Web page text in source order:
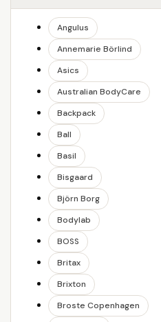
Angulus
Annemarie Börlind
Asics
Australian BodyCare
Backpack
Ball
Basil
Bisgaard
Björn Borg
Bodylab
BOSS
Britax
Brixton
Broste Copenhagen